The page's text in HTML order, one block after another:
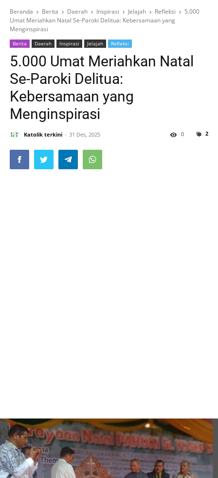
Beranda Berita Daerah Inspirasi Jelajah Refleksi
5.000
Umat Meriahkan Natal Se-Paroki Delitua: Kebersamaan yang
Menginspirasi
Berita Daerah Inspirasi Jelajah Refleksi
5.000 Umat Meriahkan Natal
Se-Paroki Delitua:
Kebersamaan yang
Menginspirasi
Katolik terkini 31 Des, 2025 2
0